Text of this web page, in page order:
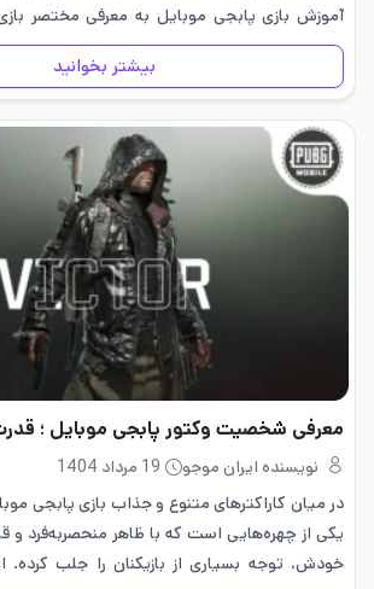
آموزش بازی پابجی موبایل به معرفی مختصر
نحوه…
بیشتر بخوانید
معرفی شخصیت وکتور پابجی موبایل ؛
نویسنده ایران موجو
19 مرداد 1404
در میان کاراکترهای متنوع و جذاب بازی پابجی
یکی از چهره‌هایی است که با ظاهر منحصربه‌فرد
خودش، توجه بسیاری از بازیکنان را جلب